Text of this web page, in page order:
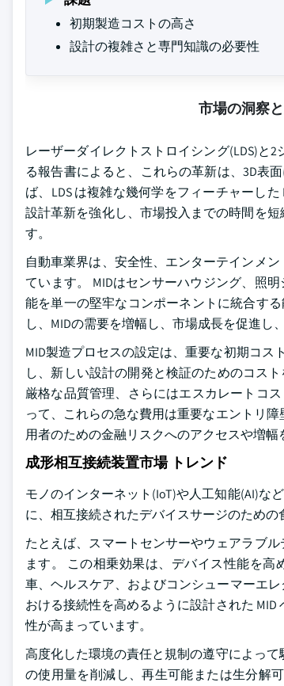
初期製造コストの高さ
設計の複雑さと専門知識の必要性
市場の洞察
レーザーダイレクトストロイシング(LDS)と
る報告書によると、これらの革新は、3D表
ば、LDS は複雑な幾何学をフィーチャーし
設計革新を強化し、市場投入までの時間を
す。
自動車業界は、安全性、エンターテインメ
ています。 MIDはセンサーハウジング、照
能を単一の堅牢なコンポーネントに統合す
し、MIDの需要を増幅し、市場成長を促進し
MID製造プロセスの設定は、重要な初期コ
し、新しい設計の開発と検証のためのコス
厳格な品質管理、さらにはエスカレートコ
って、これらの急な費用は重要なエントリ
用者のための金融リスクへのアクセスや増
成形相互接続装置市場 トレンド
モノのインターネット(IoT)や人工知能(AI)な
に、相互接続されたデバイスサージのため
たとえば、スマートセンサーやウェアラブ
ます。 この相乗効果は、デバイス性能を
車、ヘルスケア、およびコンシューマーエ
おける接続性を高めるように設計された
性が高まっています。
高度化した環境の責任と規制の遵守によっ
の使用量を削減し、再生可能または生分解